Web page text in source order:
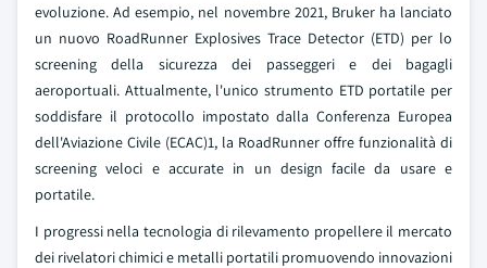
evoluzione. Ad esempio, nel novembre 2021, Bruker ha lanciato
un nuovo RoadRunner Explosives Trace Detector (ETD) per lo
screening della sicurezza dei passeggeri e dei bagagli
aeroportuali. Attualmente, l'unico strumento ETD portatile per
soddisfare il protocollo impostato dalla Conferenza Europea
dell'Aviazione Civile (ECAC)1, la RoadRunner offre funzionalità di
screening veloci e accurate in un design facile da usare e
portatile.
I progressi nella tecnologia di rilevamento propellere il mercato
dei rivelatori chimici e metalli portatili promuovendo innovazioni